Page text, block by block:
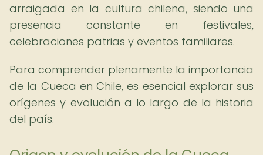
arraigada en la cultura chilena, siendo una
presencia constante en festivales,
celebraciones patrias y eventos familiares.
Para comprender plenamente la importancia
de la Cueca en Chile, es esencial explorar sus
orígenes y evolución a lo largo de la historia
del país.